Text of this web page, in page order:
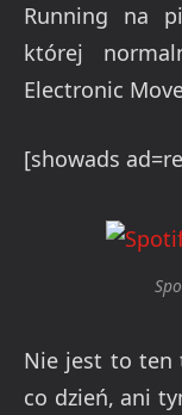
Running na
której
Electronic
[showads
Nie jest to ten
co dzień, ani